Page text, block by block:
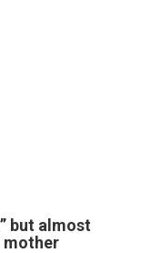
but almost
mother